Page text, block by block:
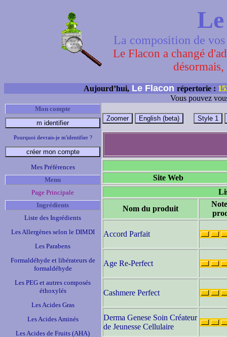
La composition de
Le Flacon a changé
Aujourd’hui, Le Flacon répertorie :
Vous pouvez
Mon compte
Pourquoi devrais-je m'identifier ?
Mes Préférences
Menu
Page Principale
Ingrédients
Liste des Ingrédients
Les Allergènes selon le DIMDI
Les Parabens
Formaldéhyde et libérateurs de
formaldéhyde
Les PEG et autres composés
éthoxylés
Les Acides Gras
Les Acides Aminés
Les Acides de Fruits (AHA)
Site Web
Nom du produit
Accord Parfait
Age Re-Perfect
Cashmere Perfect
Derma Genese Soin Créateur
de Jeunesse Cellulaire